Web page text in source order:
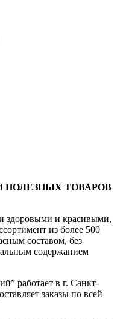
ТОВАРОВ
здоровыми и красивыми,
из более 500
составом, без
содержанием
работает в г. Санкт-
заказы по всей